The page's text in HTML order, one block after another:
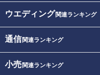
ウエディング関連ランキング
通信関連ランキング
小売関連ランキング